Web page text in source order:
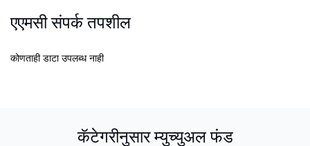
एएमसी संपर्क तपशील
कोणताही डाटा उपलब्ध नाही
कॅटेगरीनुसार म्युच्युअल फंड